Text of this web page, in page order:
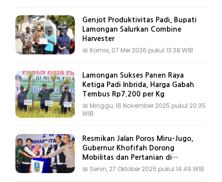
Genjot Produktivitas Padi, Bupati
Lamongan Salurkan Combine
Harvester
📅 Kamis, 07 Mei 2026 pukul 13:38 WIB
Lamongan Sukses Panen Raya
Ketiga Padi Inbrida, Harga Gabah
Tembus Rp7.200 per Kg
📅 Minggu, 16 November 2025 pukul 20:35
WIB
Resmikan Jalan Poros Miru-Jugo,
Gubernur Khofifah Dorong
Mobilitas dan Pertanian di
Lamongan
📅 Senin, 27 Oktober 2025 pukul 14:49 WIB